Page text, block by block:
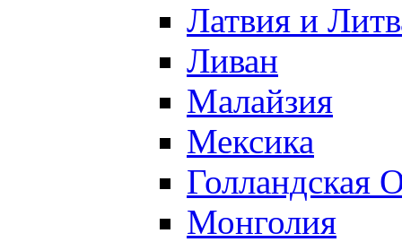
Латвия и
Ливан
Малайзия
Мексика
Голландская
Монголия